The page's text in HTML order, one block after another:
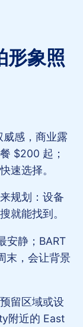
象照
感，商业露
$200 起；
速选择。
规划：设备
就能找到。
安静；BART
末，会让背景
留区域或设
附近的 East